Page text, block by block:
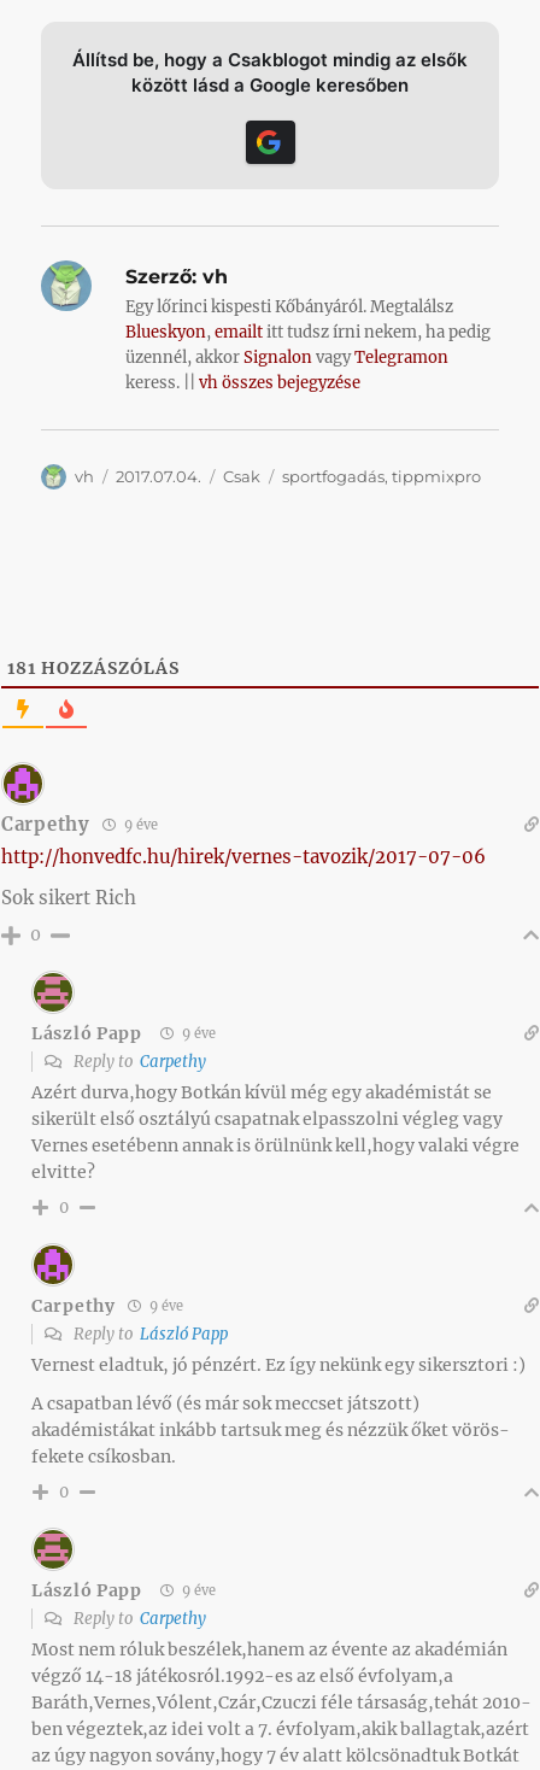
Állítsd be, hogy a Csakblogot mindig az elsők
között lásd a Google keresőben
Szerző: vh
Egy lőrinci kispesti Kőbányáról. Megtalálsz
Blueskyon,emailtitt tudsz írni nekem, ha pedig
üzennél, akkorSignalonvagyTelegramon
keress. ||vh összes bejegyzése
Szerző
vh Közzétéve
2017.07.04. Kategória
Csak Címke
sportfogadás,tippmixpro
181 HOZZÁSZÓLÁS
Carpethy 9 éve
http://honvedfc.hu/hirek/vernes-tavozik/2017-07-06
Sok sikert Rich
0
László Papp 9 éve
Reply to Carpethy
Azért durva,hogy Botkán kívül még egy akadémistát se
sikerült első osztályú csapatnak elpasszolni végleg vagy
Vernes esetébenn annak is örülnünk kell,hogy valaki végre
elvitte?
0
Carpethy 9 éve
Reply to László Papp
Vernest eladtuk, jó pénzért. Ez így nekünk egy sikersztori :)
A csapatban lévő (és már sok meccset játszott)
akadémistákat inkább tartsuk meg és nézzük őket vörös-
fekete csíkosban.
0
László Papp 9 éve
Reply to Carpethy
Most nem róluk beszélek,hanem az évente az akadémián
végző 14-18 játékosról.1992-es az első évfolyam,a
Baráth,Vernes,Vólent,Czár,Czuczi féle társaság,tehát 2010-
ben végeztek,az idei volt a 7. évfolyam,akik ballagtak,azért
az úgy nagyon sovány,hogy 7 év alatt kölcsönadtuk Botkát